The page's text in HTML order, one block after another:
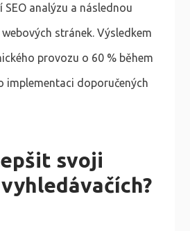
analýzu a následnou
stránek. Výsledkem
provozu o 60 % během
implementaci doporučených
svoji